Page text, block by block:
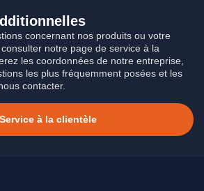
concernant nos produits ou votre
notre page de service à la
les coordonnées de notre entreprise,
les plus fréquemment posées et les
contacter.
Service à la clientèle